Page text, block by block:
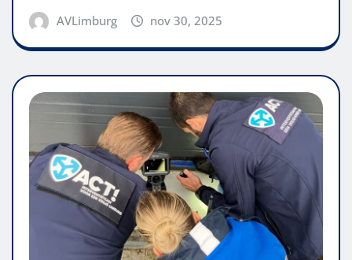
AVLimburg nov 30, 2025